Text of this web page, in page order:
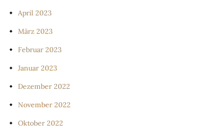
April 2023
März 2023
Februar 2023
Januar 2023
Dezember 2022
November 2022
Oktober 2022